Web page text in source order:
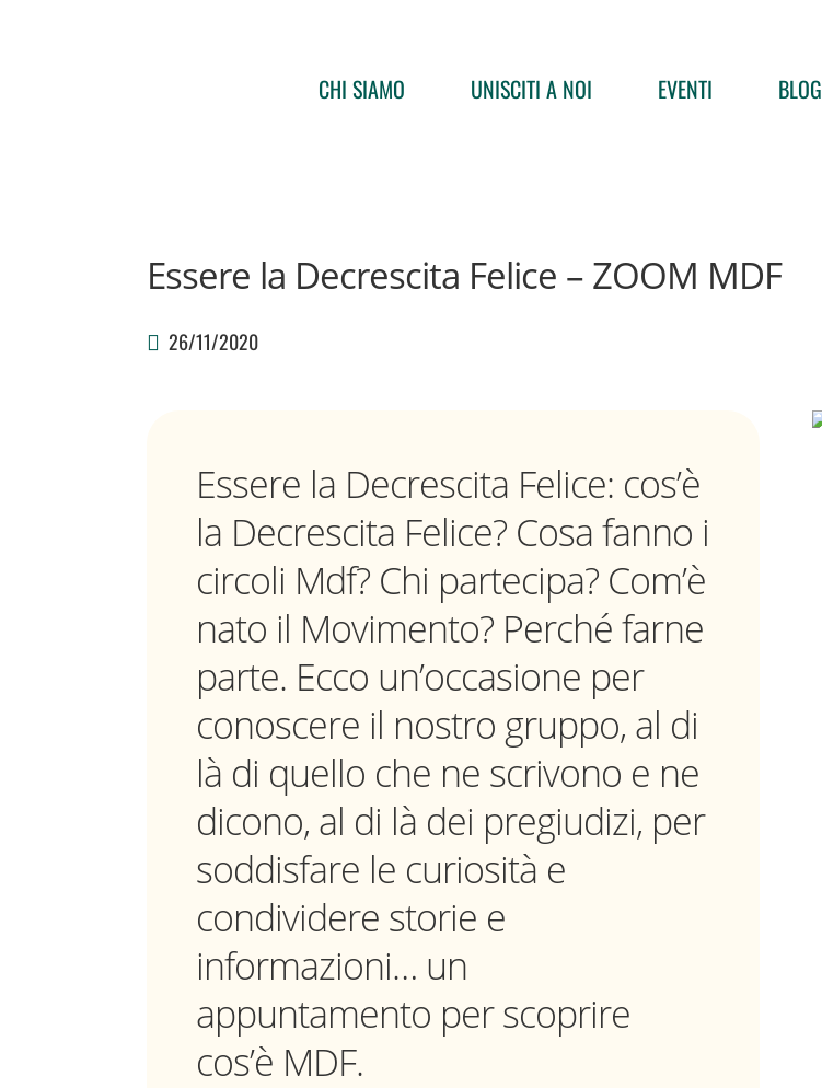
CHI SIAMO UNISCITI A NOI EVENTI BLOG
Essere la Decrescita Felice – ZOOM MDF
26/11/2020
Essere la Decrescita Felice: cos’è
la Decrescita Felice? Cosa fanno i
circoli Mdf? Chi partecipa? Com’è
nato il Movimento? Perché farne
parte. Ecco un’occasione per
conoscere il nostro gruppo, al di
là di quello che ne scrivono e ne
dicono, al di là dei pregiudizi, per
soddisfare le curiosità e
condividere storie e
informazioni… un
appuntamento per scoprire
cos’è MDF.